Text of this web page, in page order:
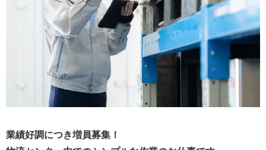
業績好調につき増員募集！